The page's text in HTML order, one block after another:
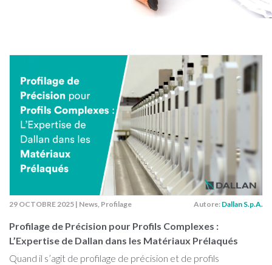
29 OCTOBRE 2025 | News, Profilage Autore: Dallan S.p.A.
Profilage de Précision pour Profils Complexes :
L’Expertise de Dallan dans les Matériaux Prélaqués
Quand il s’agit de profilage de précision et de profils